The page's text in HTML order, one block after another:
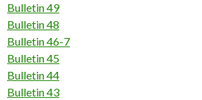
Bulletin 49
Bulletin 48
Bulletin 46-7
Bulletin 45
Bulletin 44
Bulletin 43